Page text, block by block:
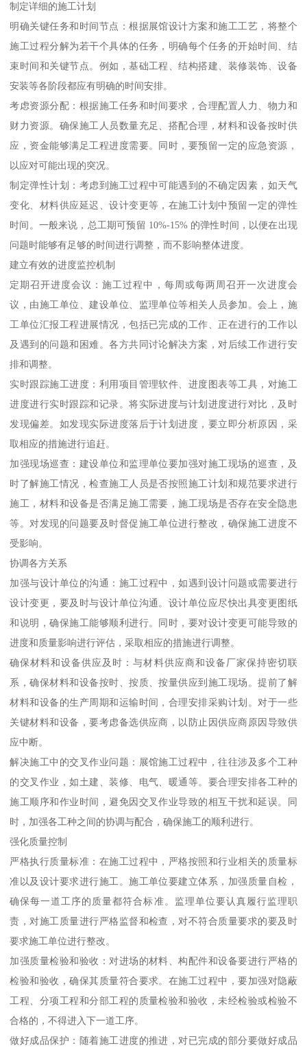
制定详细的施工计划
明确关键任务和时间节点：根据展馆设计方案和施工工艺，将整个
施工过程分解为若干个具体的任务，明确每个任务的开始时间、结
束时间和关键节点。例如，基础工程、结构搭建、装修装饰、设备
安装等各阶段都应有明确的时间安排。
考虑资源分配：根据施工任务和时间要求，合理配置人力、物力和
财力资源。确保施工人员数量充足、搭配合理，材料和设备按时供
应，资金能够满足工程进度需要。同时，要预留一定的应急资源，
以应对可能出现的突况。
制定弹性计划：考虑到施工过程中可能遇到的不确定因素，如天气
变化、材料供应延迟、设计变更等，在施工计划中预留一定的弹性
时间。一般来说，总工期可预留 10%-15% 的弹性时间，以便在出现
问题时能够有足够的时间进行调整，而不影响整体进度。
建立有效的进度监控机制
定期召开进度会议：施工过程中，每周或每两周召开一次进度会
议，由施工单位、建设单位、监理单位等相关人员参加。会上，施
工单位汇报工程进展情况，包括已完成的工作、正在进行的工作以
及遇到的问题和困难。各方共同讨论解决方案，对后续工作进行安
排和调整。
实时跟踪施工进度：利用项目管理软件、进度图表等工具，对施工
进度进行实时跟踪和记录。将实际进度与计划进度进行对比，及时
发现偏差。如发现实际进度落后于计划进度，要立即分析原因，采
取相应的措施进行追赶。
加强现场巡查：建设单位和监理单位要加强对施工现场的巡查，及
时了解施工情况，检查施工人员是否按照施工计划和规范要求进行
施工，材料和设备是否满足施工需要，施工现场是否存在安全隐患
等。对发现的问题要及时督促施工单位进行整改，确保施工进度不
受影响。
协调各方关系
加强与设计单位的沟通：施工过程中，如遇到设计问题或需要进行
设计变更，要及时与设计单位沟通。设计单位应尽快出具变更图纸
和说明，确保施工能够顺利进行。同时，要对设计变更可能导致的
进度和质量影响进行评估，采取相应的措施进行调整。
确保材料和设备供应及时：与材料供应商和设备厂家保持密切联
系，确保材料和设备按时、按质、按量供应到施工现场。提前了解
材料和设备的生产周期和运输时间，合理安排采购计划。对于一些
关键材料和设备，要考虑备选供应商，以防止因供应商原因导致供
应中断。
解决施工中的交叉作业问题：展馆施工过程中，往往涉及多个工种
的交叉作业，如土建、装修、电气、暖通等。要合理安排各工种的
施工顺序和作业时间，避免因交叉作业导致的相互干扰和延误。同
时，加强各工种之间的协调与配合，确保施工的顺利进行。
强化质量控制
严格执行质量标准：在施工过程中，严格按照和行业相关的质量标
准以及设计要求进行施工。施工单位要建立体系，加强质量自检，
确保每一道工序的质量都符合标准。监理单位要认真履行监理职
责，对施工质量进行严格监督和检查，对不符合质量要求的要及时
要求施工单位进行整改。
加强质量检验和验收：对进场的材料、构配件和设备要进行严格的
检验和验收，确保其质量符合要求。在施工过程中，要加强对隐蔽
工程、分项工程和分部工程的质量检验和验收，未经检验或检验不
合格的，不得进入下一道工序。
做好成品保护：随着施工进度的推进，对已完成的部分要做好成品